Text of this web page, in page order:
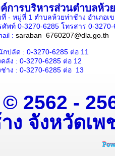
การบริหารส่วนตำบลห้ว
ที่ - หมู่ที่ 1 ตำบลห้วยท่าช้าง อำเภอเ
ศัพท์ 0-3270-6285 โทรสาร 0-
: saraban_6760207@dla.go.th
กปลัด : 0-3270-6285 ต่อ 11
คลัง : 0-3270-6285 ต่อ 12
ช่าง : 0-3270-6285 ต่อ 13
2562 -
ง จังหวัดเ